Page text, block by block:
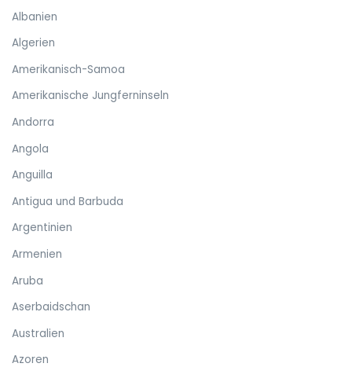
Albanien
Algerien
Amerikanisch-Samoa
Amerikanische Jungferninseln
Andorra
Angola
Anguilla
Antigua und Barbuda
Argentinien
Armenien
Aruba
Aserbaidschan
Australien
Azoren